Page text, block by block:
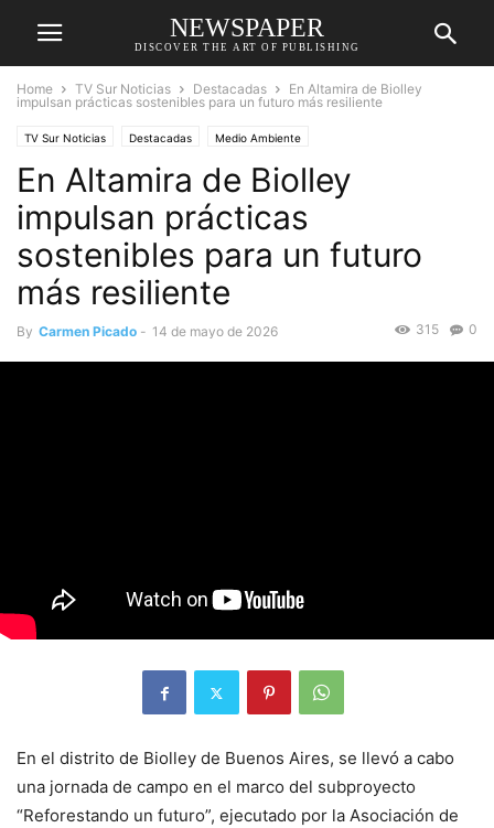
NEWSPAPER
DISCOVER THE ART OF PUBLISHING
Home TV Sur Noticias Destacadas
En Altamira de Biolley
impulsan prácticas sostenibles para un futuro más resiliente
TV Sur Noticias Destacadas Medio Ambiente
En Altamira de Biolley
impulsan prácticas
sostenibles para un futuro
más resiliente
By Carmen Picado - 14 de mayo de 2026 0
315
En el distrito de Biolley de Buenos Aires, se llevó a cabo
una jornada de campo en el marco del subproyecto
“Reforestando un futuro”, ejecutado por la Asociación de